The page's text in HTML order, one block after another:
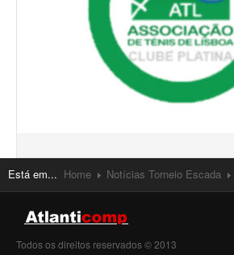
Está em... Home Notícias Torneio Escada
Todos os direitos reservados © 2013